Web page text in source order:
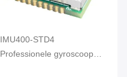
IMU400-STD4
Professionele gyroscoop